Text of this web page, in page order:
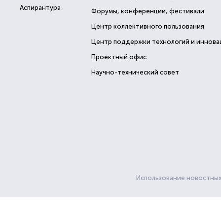
Аспирантура Форумы, конференции, фестивали
Центр коллективного пользования
Центр поддержки технологий и
Проектный офис
Научно-технический совет
Использование